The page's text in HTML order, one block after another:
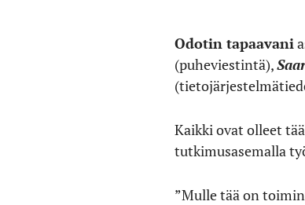
Odotin tapaavani
(puheviestintä),
Kaikki ovat olleet
tutkimusasemalla
”Mulle tää on